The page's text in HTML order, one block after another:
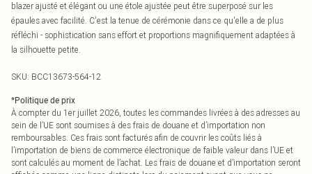
blazer ajusté et élégant ou une étole ajustée peut être superposé sur les
épaules avec facilité. C'est la tenue de cérémonie dans ce qu'elle a de plus
réfléchi - sophistication sans effort et proportions magnifiquement adaptées à
la silhouette petite.
SKU: BCC13673-564-12
*Politique de prix
À compter du 1er juillet 2026, toutes les commandes livrées à des adresses au
sein de l’UE sont soumises à des frais de douane et d’importation non
remboursables. Ces frais sont facturés afin de couvrir les coûts liés à
l’importation de biens de commerce électronique de faible valeur dans l’UE et
sont calculés au moment de l’achat. Les frais de douane et d’importation seront